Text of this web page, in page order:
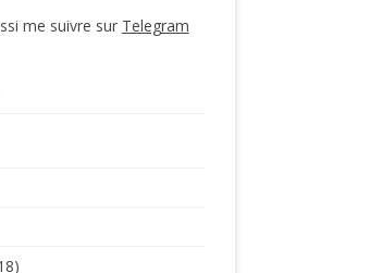
me suivre sur Telegram